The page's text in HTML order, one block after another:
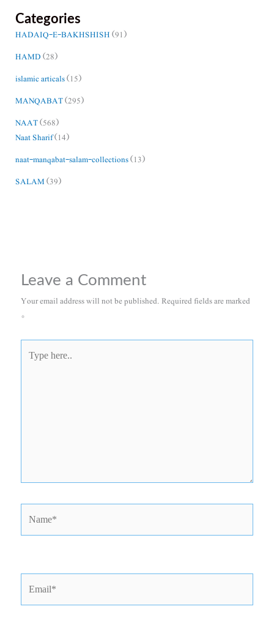
Categories
HADAIQ-E-BAKHSHISH(91)
HAMD(28)
islamic articals(15)
MANQABAT(295)
NAAT(568)
Naat Sharif(14)
naat-manqabat-salam-collections(13)
SALAM(39)
Leave a Comment
Your email address will not be published.Required fields are marked
*
here..